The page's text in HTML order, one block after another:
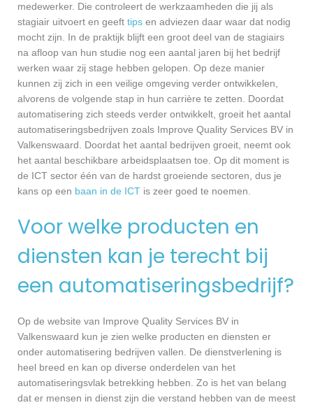
medewerker. Die controleert de werkzaamheden die jij als
stagiair uitvoert en geeft tips en adviezen daar waar dat nodig
mocht zijn. In de praktijk blijft een groot deel van de stagiairs
na afloop van hun studie nog een aantal jaren bij het bedrijf
werken waar zij stage hebben gelopen. Op deze manier
kunnen zij zich in een veilige omgeving verder ontwikkelen,
alvorens de volgende stap in hun carrière te zetten. Doordat
automatisering zich steeds verder ontwikkelt, groeit het aantal
automatiseringsbedrijven zoals Improve Quality Services BV in
Valkenswaard. Doordat het aantal bedrijven groeit, neemt ook
het aantal beschikbare arbeidsplaatsen toe. Op dit moment is
de ICT sector één van de hardst groeiende sectoren, dus je
kans op een baan in de ICT is zeer goed te noemen.
Voor welke producten en
diensten kan je terecht bij
een automatiseringsbedrijf?
Op de website van Improve Quality Services BV in
Valkenswaard kun je zien welke producten en diensten er
onder automatisering bedrijven vallen. De dienstverlening is
heel breed en kan op diverse onderdelen van het
automatiseringsvlak betrekking hebben. Zo is het van belang
dat er mensen in dienst zijn die verstand hebben van de meest